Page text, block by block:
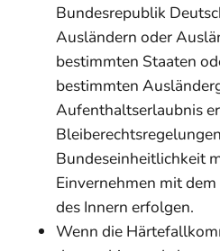
Bundesrepublik
Ausländern oder
bestimmten Staaten
bestimmten
Aufenthaltserlaubnis
Bundeseinheitlichkeit
Einvernehmen mit
des Innern erfolgen.
Wenn die